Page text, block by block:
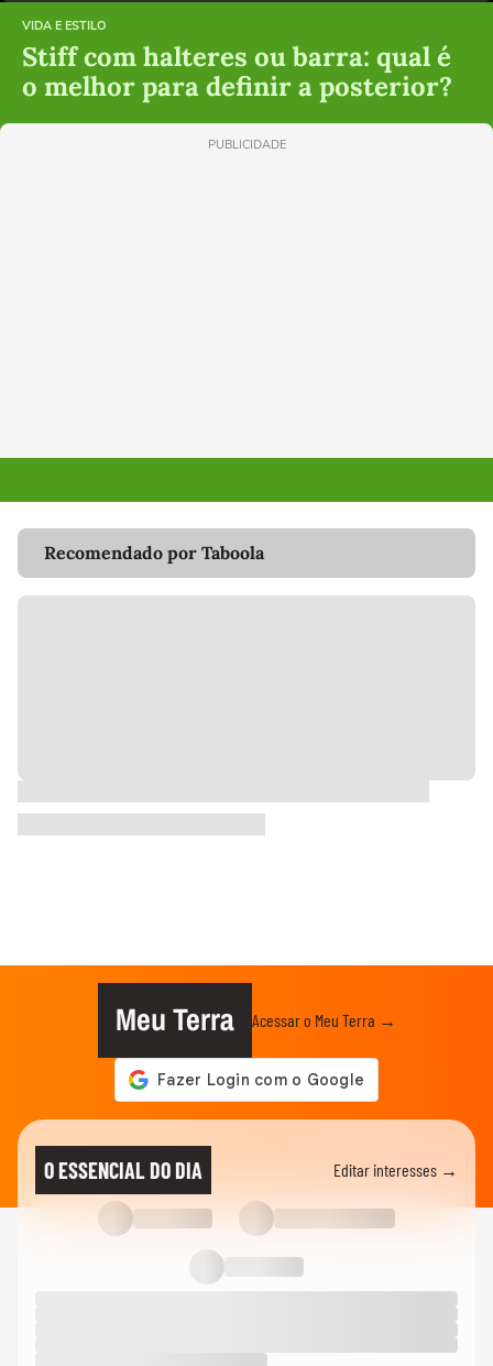
VIDA E ESTILO
Stiff com halteres ou barra: qual é
o melhor para definir a posterior?
PUBLICIDADE
Recomendado por Taboola
Meu Terra Acessar o Meu Terra →
O ESSENCIAL DO DIA Editar interesses →